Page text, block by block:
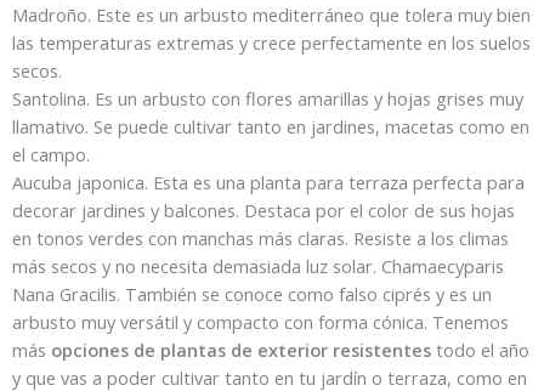
Madroño. Este es un arbusto mediterráneo que tolera muy bien
las temperaturas extremas y crece perfectamente en los suelos
secos.
Santolina. Es un arbusto con flores amarillas y hojas grises muy
llamativo. Se puede cultivar tanto en jardines, macetas como en
el campo.
Aucuba japonica. Esta es una planta para terraza perfecta para
decorar jardines y balcones. Destaca por el color de sus hojas
en tonos verdes con manchas más claras. Resiste a los climas
más secos y no necesita demasiada luz solar. Chamaecyparis
Nana Gracilis. También se conoce como falso ciprés y es un
arbusto muy versátil y compacto con forma cónica. Tenemos
más opciones de plantas de exterior resistentes todo el año
y que vas a poder cultivar tanto en tu jardín o terraza, como en